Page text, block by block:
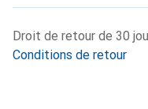
Droit de retour de 30
Conditions de retour